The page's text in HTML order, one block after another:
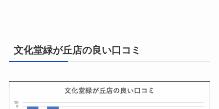
文化堂緑が丘店の良い口コミ